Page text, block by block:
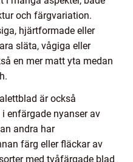
och färgvariation.
hjärtformade eller
släta, vågiga eller
en mer matt yta medan
är också
enfärgade nyanser av
andra har
färg eller fläckar av
med tvåfärgade blad